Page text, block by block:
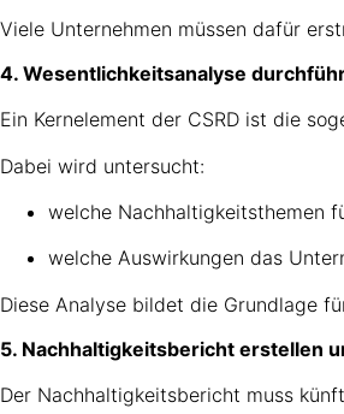
Viele Unternehmen müssen dafür
4. Wesentlichkeitsanalyse
Ein Kernelement der CSRD ist die
Dabei wird untersucht:
welche Nachhaltigkeitsthemen
welche Auswirkungen das
Diese Analyse bildet die Grundlage
5. Nachhaltigkeitsbericht erstellen
Der Nachhaltigkeitsbericht muss